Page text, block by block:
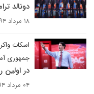
دونالد
۱۸ مرداد ۱۳۹۴
اسکات
جمهوری
در اولین
۰۴ مرداد ۱۳۹۴